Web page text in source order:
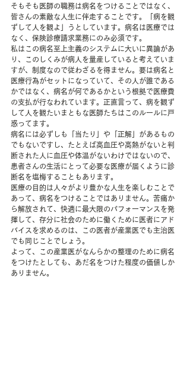
そもそも医師の職務は病名をつけることではなく、
皆さんの素敵な人生に伴走することです。「病を観
ずして人を観よ」うとしています。病名は医療では
なく、保険診療請求業務にのみ必須です。
私はこの病名至上主義のシステムに大いに異論があ
り、このしくみが病人を量産していると考えていま
すが、制度なので従わざるを得ません。要は病名と
医療行為がセットになっていて、その人が誰である
かではなく、病名が何であるかという根拠で医療費
の支払が行なわれています。正直言って、病を観ず
して人を観たいまともな医師たちはこのルールに戸
惑ってます。
病名には必ずしも「当たり」や「正解」があるもの
でもないですし、たとえば高血圧や高熱がないと判
断された人に血圧や体温がないわけではないので、
患者さんの生活にとって必要な医療が届くように診
断名を塩梅することもあります。
医療の目的は人々がより豊かな人生を楽しむことで
あって、病名をつけることではありません。苦痛か
ら解放されて、快適に最大限のパフォーマンスを発
揮して、存分に社会のために働くために医者にアド
バイスを求めるのは、この医者が産業医でも主治医
でも同じことでしょう。
よって、この産業医がなんらかの整理のために病名
をつけたとしても、あだ名をつけた程度の価値しか
ありません。